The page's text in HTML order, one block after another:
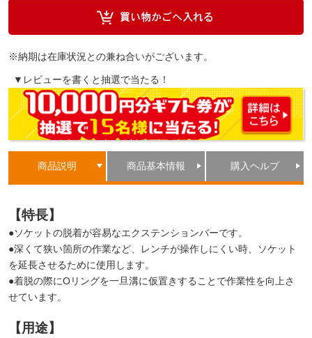
※納期は在庫状況との兼ね合いがございます。
▼レビューを書くと抽選で当たる！
商品説明 商品基本情報 購入ヘルプ
【特長】
●ソケットの脱着が容易なエクステンションバーです。
●深くて狭い箇所の作業など、レンチが操作しにくい時、ソケット
を延長させるために使用します。
●着脱の際にOリングを一旦溝に仮置きすることで作業性を向上さ
せています。
【用途】